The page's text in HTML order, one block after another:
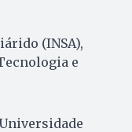
(INSA),
e